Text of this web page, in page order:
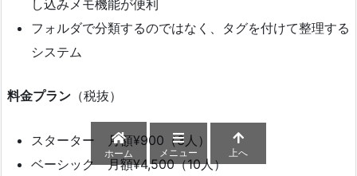
し込みメモ機能が便利
フォルダで分類するのではなく、タグを付けて整理する
システム
料金プラン （税抜）
スターター 月額¥900（3人）
ベーシック 月額¥4,500（10人）
ホーム メニュー 上へ